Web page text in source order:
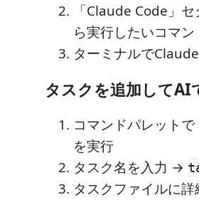
「Claude Code」
ら実行したいコマ
ターミナルで
タスクを追加してAI
コマンドパレット
を実行
タスク名を入力 →
タスクファイルに詳